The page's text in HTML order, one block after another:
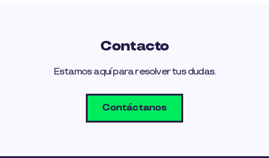
Contacto
Estamos aquí para resolver tus dudas.
Contáctanos